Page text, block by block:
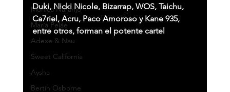
Monica Naranjo
María Peláe
Adexe & Nau
Sweet California
Aysha
Bertín Osborne
Duki, Nicki Nicole, Bizarrap, WOS, Taichu,
Ca7riel, Acru, Paco Amoroso y Kane 935,
entre otros, forman el potente cartel